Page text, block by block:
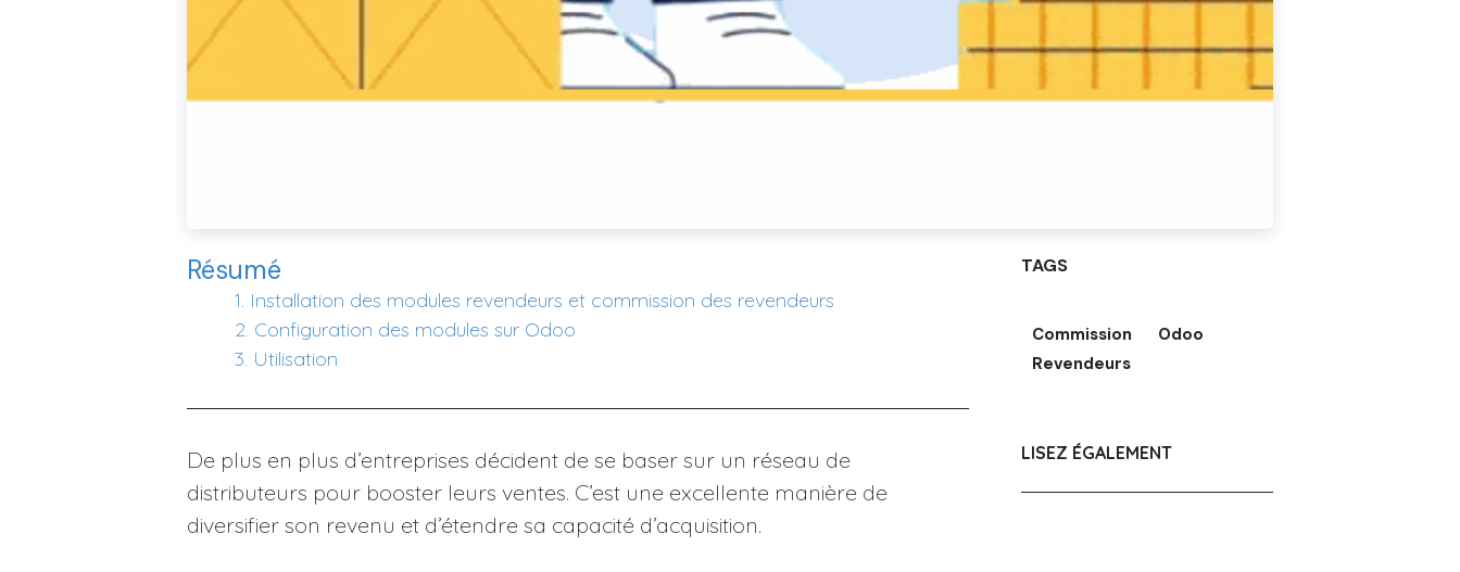
Résumé
​1. Installation des modules revendeurs et commission des revendeurs
​2. Configuration des modules sur Odoo
​3. Utilisation
De plus en plus d’entreprises décident de se baser sur un réseau de
distributeurs pour booster leurs ventes. C’est une excellente manière de
diversifier son revenu et d’étendre sa capacité d’acquisition.
TAGS
Commission
Odoo
Revendeurs
LISEZ ÉGALEMENT